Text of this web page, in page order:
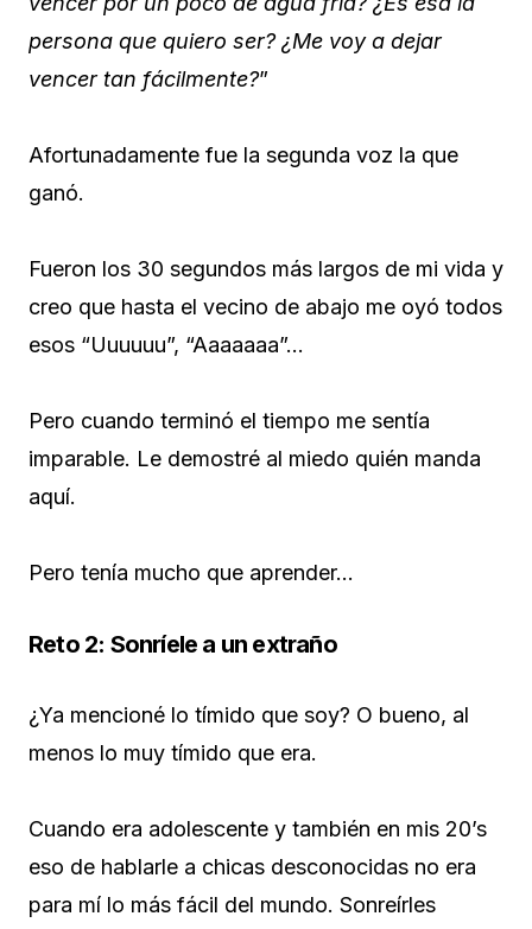
persona que quiero ser? ¿Me voy a dejar
vencer tan fácilmente?”
Afortunadamente fue la segunda voz la que
ganó.
Fueron los 30 segundos más largos de mi vida y
creo que hasta el vecino de abajo me oyó todos
esos “Uuuuuu”, “Aaaaaaa”…
Pero cuando terminó el tiempo me sentía
imparable. Le demostré al miedo quién manda
aquí.
Pero tenía mucho que aprender…
Reto 2: Sonríele a un extraño
¿Ya mencioné lo tímido que soy? O bueno, al
menos lo muy tímido que era.
Cuando era adolescente y también en mis 20’s
eso de hablarle a chicas desconocidas no era
para mí lo más fácil del mundo. Sonreírles